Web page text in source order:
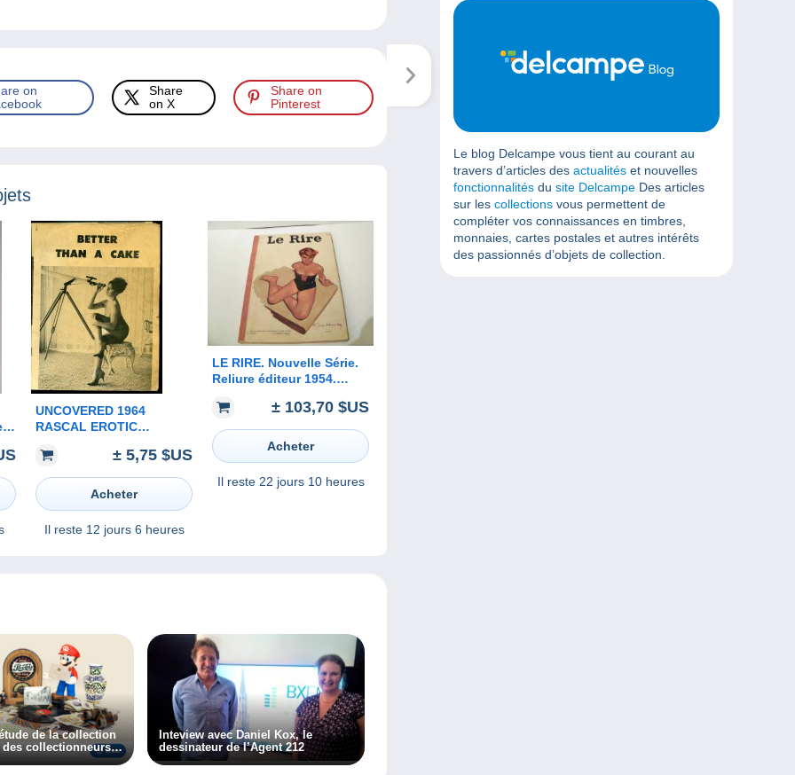
on
Share
on X
Share on
Pinterest
UNCOVERED 1964
RASCAL EROTIC
MANSFIELD USA STAR
± 5,75 $US
Acheter
Il reste 12 jours 6 heures
LE RIRE. Nouvelle Série.
Reliure éditeur 1954.
PICHARD, DUBOUT,
PEYNET, BRENOT, BEN,
ALDEBERT....
± 103,70 $US
Acheter
Il reste 22 jours 10 heures
de la collection
des collectionneurs
découvrez
Inteview avec Daniel Kox, le
dessinateur de l’Agent 212
Le blog Delcampe vous tient au courant au
travers d’articles des actualités et nouvelles
fonctionnalités du site Delcampe Des articles
sur les collections vous permettent de
compléter vos connaissances en timbres,
monnaies, cartes postales et autres intérêts
des passionnés d’objets de collection.